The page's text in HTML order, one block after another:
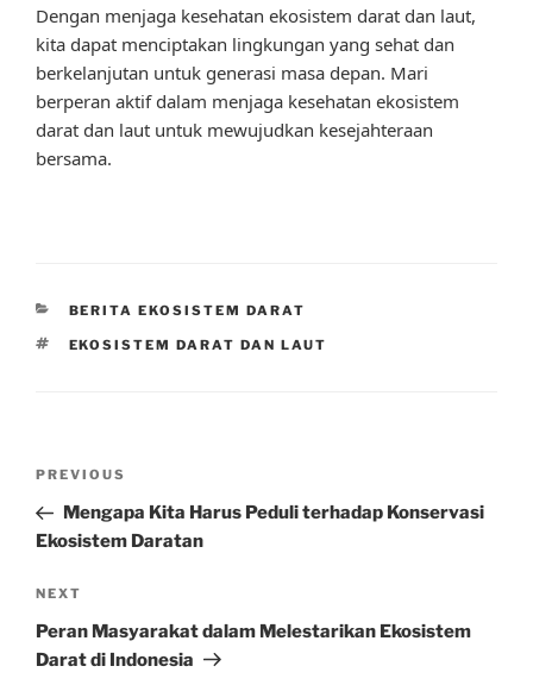
Dengan menjaga kesehatan ekosistem darat dan laut,
kita dapat menciptakan lingkungan yang sehat dan
berkelanjutan untuk generasi masa depan. Mari
berperan aktif dalam menjaga kesehatan ekosistem
darat dan laut untuk mewujudkan kesejahteraan
bersama.
CATEGORIES
BERITA EKOSISTEM DARAT
TAGS
EKOSISTEM DARAT DAN LAUT
Previous
Post
PREVIOUS
Mengapa Kita Harus Peduli terhadap Konservasi
Ekosistem Daratan
Next
Post
NEXT
Peran Masyarakat dalam Melestarikan Ekosistem
Darat di Indonesia